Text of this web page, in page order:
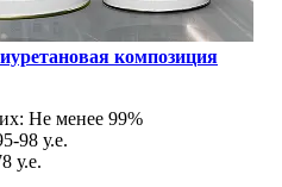
композиция
Не менее 99%
98 у.е.
у.е.